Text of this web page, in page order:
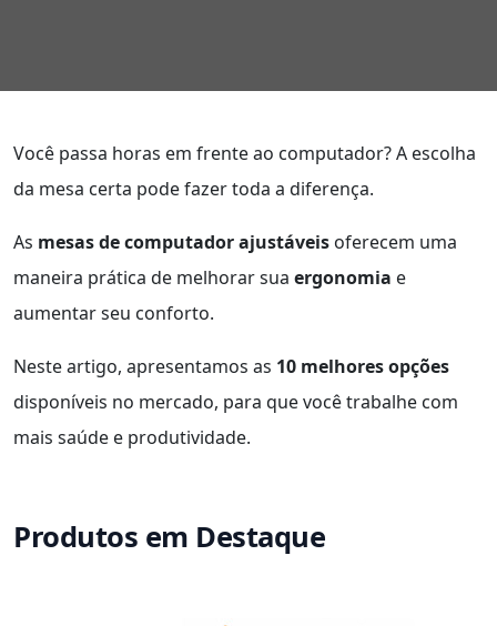
Você passa horas em frente ao computador? A escolha
da mesa certa pode fazer toda a diferença.
As mesas de computador ajustáveis oferecem uma
maneira prática de melhorar sua ergonomia e
aumentar seu conforto.
Neste artigo, apresentamos as 10 melhores opções
disponíveis no mercado, para que você trabalhe com
mais saúde e produtividade.
Produtos em Destaque